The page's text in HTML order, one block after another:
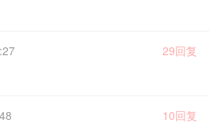
29回复
10回复